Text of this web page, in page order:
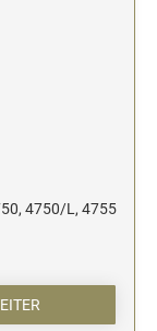
4750/L, 4755